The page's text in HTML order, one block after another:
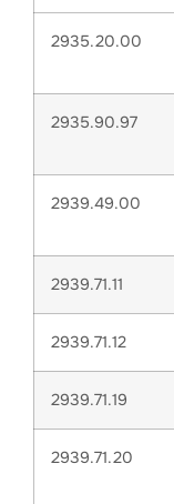
2935.20.00
2935.90.97
2939.49.00
2939.71.11
2939.71.12
2939.71.19
2939.71.20